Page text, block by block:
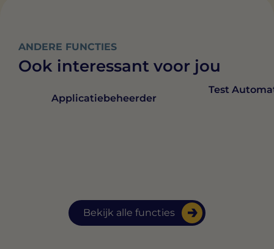
ANDERE FUNCTIES
Ook interessant voor jou
Bekijk alle functies
Applicatiebeheerder
Test